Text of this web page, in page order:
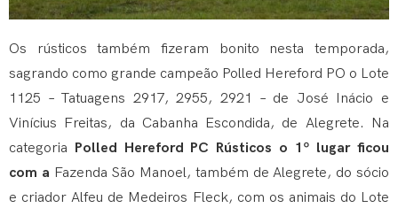
Os rústicos também fizeram bonito nesta temporada,
sagrando como grande campeão Polled Hereford PO o Lote
1125 – Tatuagens 2917, 2955, 2921 – de José Inácio e
Vinícius Freitas, da Cabanha Escondida, de Alegrete. Na
categoria Polled Hereford PC Rústicos o 1º lugar ficou
com a Fazenda São Manoel, também de Alegrete, do sócio
e criador Alfeu de Medeiros Fleck, com os animais do Lote